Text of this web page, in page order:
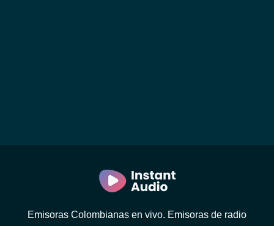
Emisoras Colombianas en vivo. Emisoras de radio